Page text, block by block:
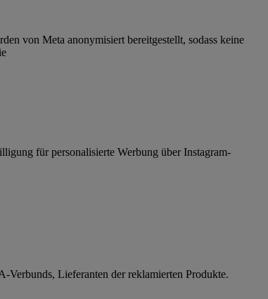
von Meta anonymisiert bereitgestellt, sodass keine
für personalisierte Werbung über Instagram-
Lieferanten der reklamierten Produkte.